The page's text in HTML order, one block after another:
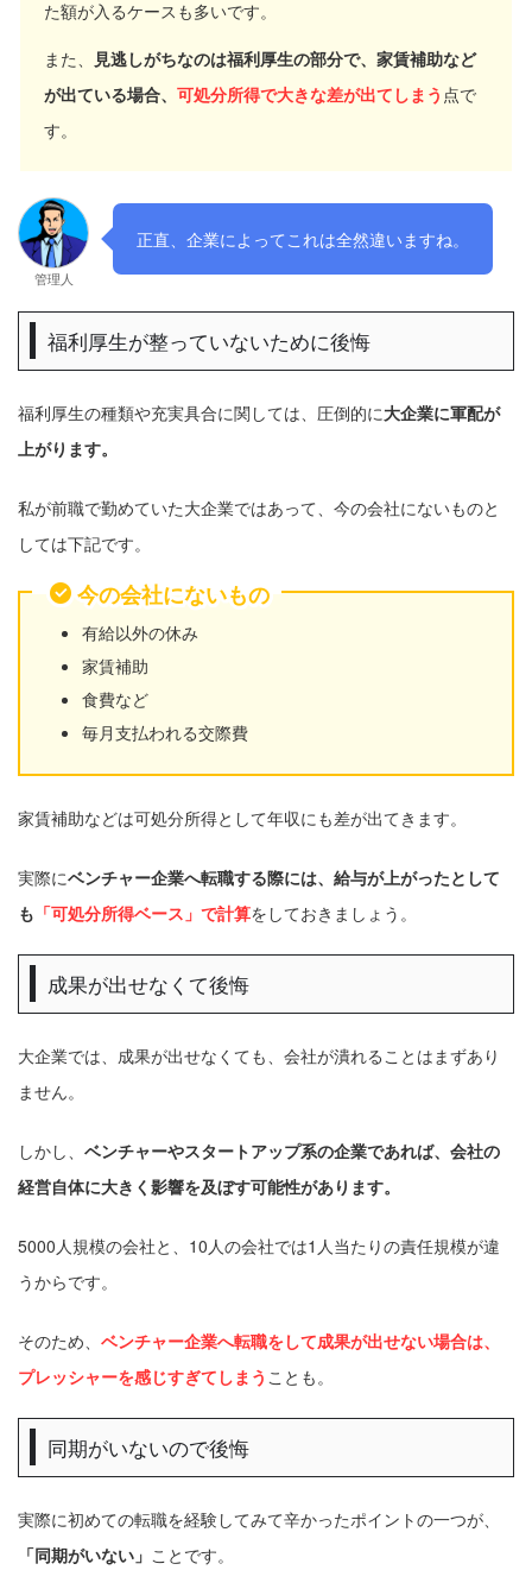
た額が入るケースも多いです。
また、
見逃しがちなのは福利厚生の部分で、家賃補助など
が出ている場合、 可処分所得で大きな差が出てしまう 点で
す。
管理人
正直、企業によってこれは全然違いますね。
福利厚生が整っていないために後悔
福利厚生の種類や充実具合に関しては、圧倒的に大企業に軍配が
上がります。
私が前職で勤めていた大企業ではあって、今の会社にないものと
しては下記です。
今の会社にないもの
有給以外の休み
家賃補助
食費など
毎月支払われる交際費
家賃補助などは可処分所得として年収にも差が出てきます。
実際にベンチャー企業へ転職する際には、給与が上がったとして
も 「可処分所得ベース」で計算をしておきましょう。
成果が出せなくて後悔
大企業では、成果が出せなくても、会社が潰れることはまずあり
ません。
しかし、 ベンチャーやスタートアップ系の企業であれば、会社の
経営自体に大きく影響を及ぼす可能性があります。
5000人規模の会社と、10人の会社では1人当たりの責任規模が違
うからです。
そのため、 ベンチャー企業へ転職をして成果が出せない場合は、
プレッシャーを感じすぎてしまう ことも。
同期がいないので後悔
実際に初めての転職を経験してみて辛かったポイントの一つが、
「同期がいない」 ことです。